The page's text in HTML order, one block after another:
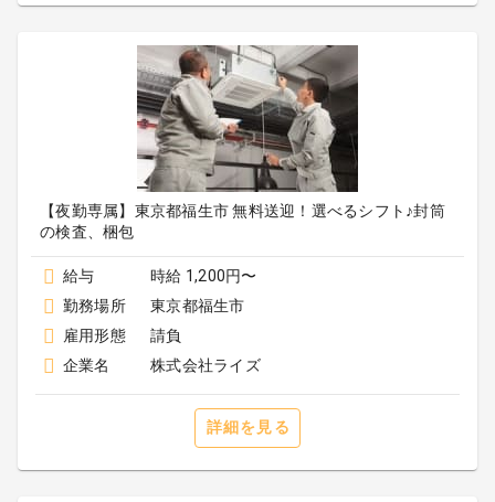
【夜勤専属】東京都福生市 無料送迎！選べるシフト♪封筒
の検査、梱包
給与
時給 1,200円〜
勤務場所
東京都福生市
雇用形態
請負
企業名
株式会社ライズ
詳細を見る